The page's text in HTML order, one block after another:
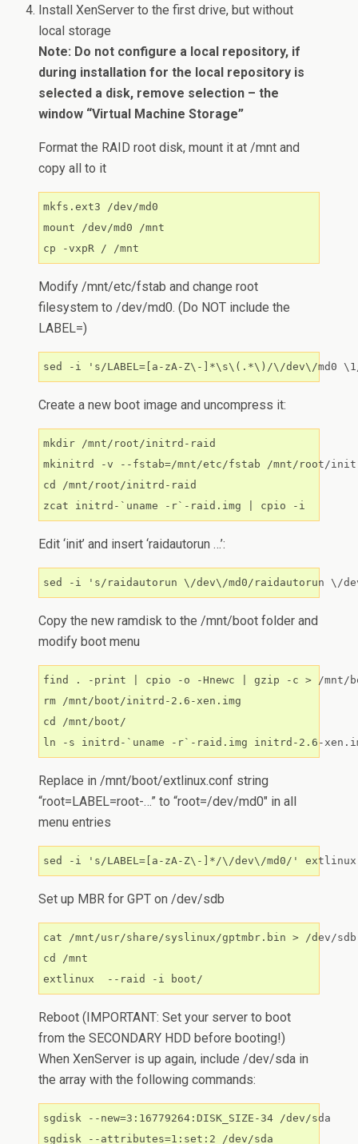
Install XenServer to the first drive, but without
local storage
Note: Do not configure a local repository, if
during installation for the local repository is
selected a disk, remove selection – the
window “Virtual Machine Storage”
Format the RAID root disk, mount it at /mnt and
copy all to it
mkfs.ext3 /dev/md0
mount /dev/md0 /mnt
Modify /mnt/etc/fstab and change root
filesystem to /dev/md0. (Do NOT include the
LABEL=)
sed -i 's/LABEL=[a-zA-Z\-]*\s\(.*\)/\/dev\/md0
Create a new boot image and uncompress it:
mkdir /mnt/root/initrd-raid
mkinitrd -v --fstab=/mnt/etc/fstab /mnt/root/
cd /mnt/root/initrd-raid
Edit ‘init’ and insert ‘raidautorun …’:
Copy the new ramdisk to the /mnt/boot folder and
modify boot menu
find . -print | cpio -o -Hnewc | gzip -c > /mnt/
rm /mnt/boot/initrd-2.6-xen.img
cd /mnt/boot/
Replace in /mnt/boot/extlinux.conf string
“root=LABEL=root-…” to “root=/dev/md0″ in all
menu entries
sed -i 's/LABEL=[a-zA-Z\-]*/\/dev\/md0/'
Set up MBR for GPT on /dev/sdb
cat /mnt/usr/share/syslinux/gptmbr.bin > /dev/sdb
cd /mnt
Reboot (IMPORTANT: Set your server to boot
from the SECONDARY HDD before booting!)
When XenServer is up again, include /dev/sda in
the array with the following commands:
sgdisk --new=3:16779264:DISK_SIZE-34 /dev/sda
sgdisk --attributes=1:set:2 /dev/sda